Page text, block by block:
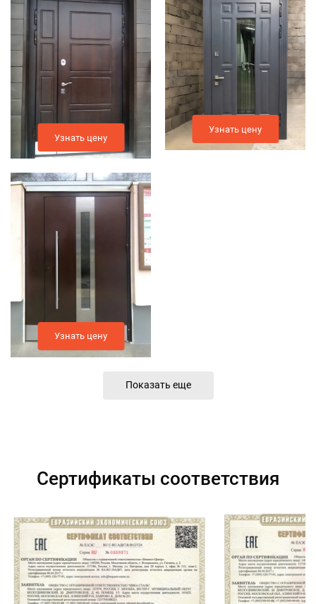
Узнать цену
Узнать цену
Узнать цену
Показать еще
Сертификаты соответствия